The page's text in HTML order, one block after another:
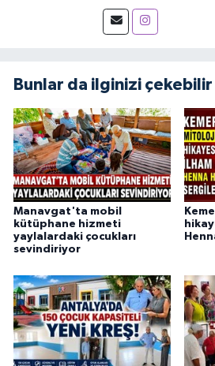
Bunlar da ilginizi çekebilir
Manavgat'ta mobil
kütüphane hizmeti
yaylalardaki çocukları
sevindiriyor